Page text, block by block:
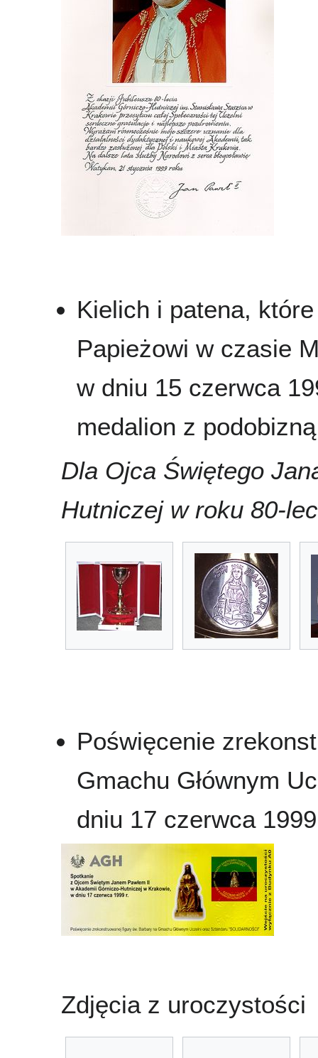
Kielich i patena,
Papieżowi w czasie
w dniu 15 czerwca
medalion z
Dla Ojca Świętego
Hutniczej w roku 80-
Poświęcenie
Gmachu Głównym
dniu 17 czerwca
Zdjęcia z uroczystości